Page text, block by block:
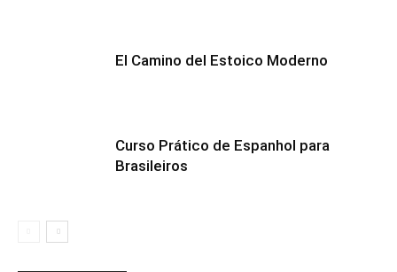
El Camino del Estoico Moderno
Curso Prático de Espanhol para
Brasileiros